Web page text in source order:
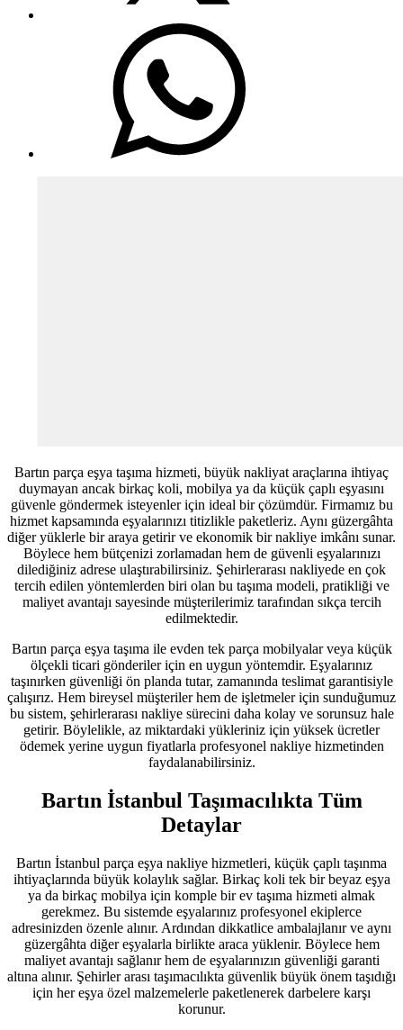
Bartın parça eşya taşıma hizmeti, büyük nakliyat araçlarına ihtiyaç
duymayan ancak birkaç koli, mobilya ya da küçük çaplı eşyasını
güvenle göndermek isteyenler için ideal bir çözümdür. Firmamız bu
hizmet kapsamında eşyalarınızı titizlikle paketleriz. Aynı güzergâhta
diğer yüklerle bir araya getirir ve ekonomik bir nakliye imkânı sunar.
Böylece hem bütçenizi zorlamadan hem de güvenli eşyalarınızı
dilediğiniz adrese ulaştırabilirsiniz. Şehirlerarası nakliyede en çok
tercih edilen yöntemlerden biri olan bu taşıma modeli, pratikliği ve
maliyet avantajı sayesinde müşterilerimiz tarafından sıkça tercih
edilmektedir.
Bartın parça eşya taşıma ile evden tek parça mobilyalar veya küçük
ölçekli ticari gönderiler için en uygun yöntemdir. Eşyalarınız
taşınırken güvenliği ön planda tutar, zamanında teslimat garantisiyle
çalışırız. Hem bireysel müşteriler hem de işletmeler için sunduğumuz
bu sistem, şehirlerarası nakliye sürecini daha kolay ve sorunsuz hale
getirir. Böylelikle, az miktardaki yükleriniz için yüksek ücretler
ödemek yerine uygun fiyatlarla profesyonel nakliye hizmetinden
faydalanabilirsiniz.
Bartın İstanbul Taşımacılıkta Tüm
Detaylar
Bartın İstanbul parça eşya nakliye hizmetleri, küçük çaplı taşınma
ihtiyaçlarında büyük kolaylık sağlar. Birkaç koli tek bir beyaz eşya
ya da birkaç mobilya için komple bir ev taşıma hizmeti almak
gerekmez. Bu sistemde eşyalarınız profesyonel ekiplerce
adresinizden özenle alınır. Ardından dikkatlice ambalajlanır ve aynı
güzergâhta diğer eşyalarla birlikte araca yüklenir. Böylece hem
maliyet avantajı sağlanır hem de eşyalarınızın güvenliği garanti
altına alınır. Şehirler arası taşımacılıkta güvenlik büyük önem taşıdığı
için her eşya özel malzemelerle paketlenerek darbelere karşı
korunur.